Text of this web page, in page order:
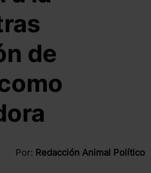
de
Por: Redacción Animal Político